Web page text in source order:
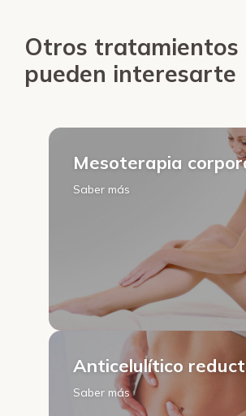
Otros tratamientos
pueden interesarte
Mesoterapia
Saber más
Anticelulítico
Saber más